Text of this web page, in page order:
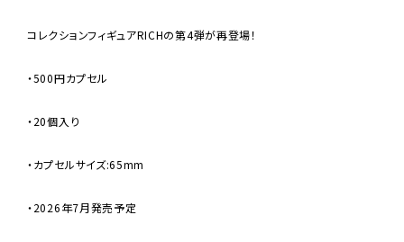
コレクションフィギュアRICHの第4弾が再登場！
・500円カプセル
・20個入り
・カプセルサイズ:65mm
・2026年7月発売予定